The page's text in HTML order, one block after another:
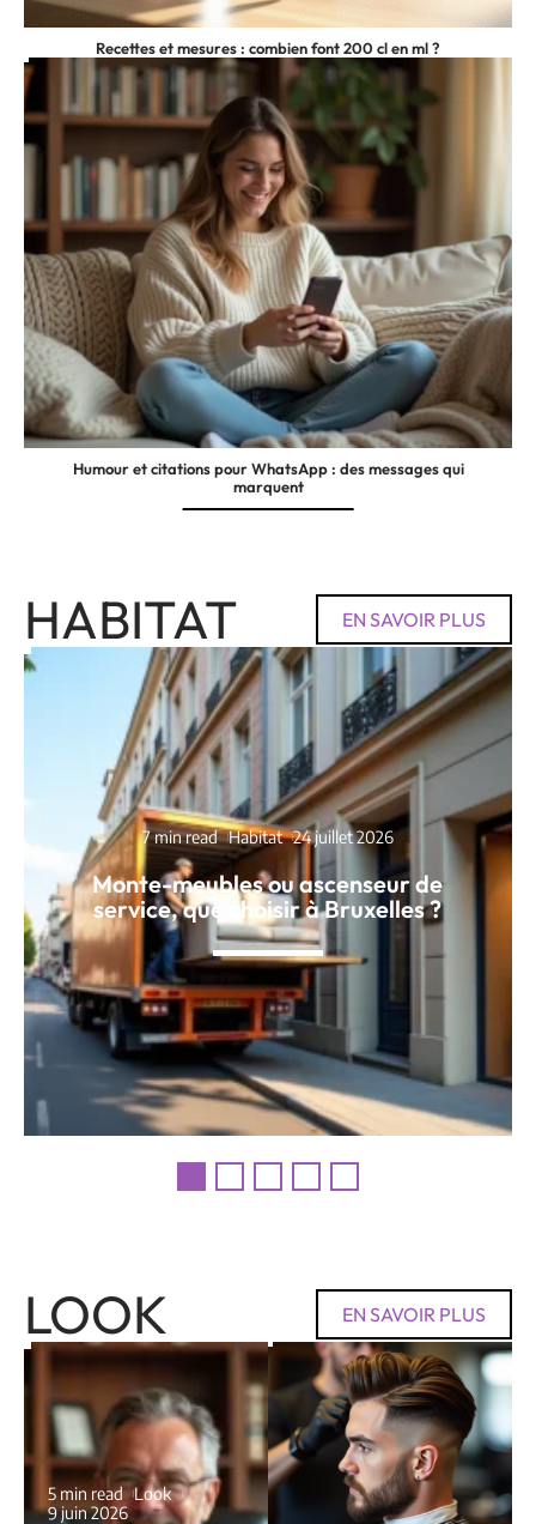
Recettes et mesures : combien font 200 cl en ml ?
Humour et citations pour WhatsApp : des messages qui
marquent
HABITAT EN SAVOIR PLUS
7 min read Habitat 24 juillet 2026
Monte-meubles ou ascenseur de
service, que choisir à Bruxelles ?
LOOK EN SAVOIR PLUS
5 min read Look
9 juin 2026